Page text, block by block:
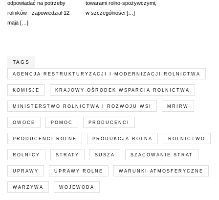
odpowiadać na potrzeby
rolników - zapowiedział 12
maja […]
towarami rolno-spożywczymi,
w szczególności […]
TAGS
AGENCJA RESTRUKTURYZACJI I MODERNIZACJI ROLNICTWA
KOMISJE KRAJOWY OŚRODEK WSPARCIA ROLNICTWA
MINISTERSTWO ROLNICTWA I ROZWOJU WSI MRIRW
OWOCE POMOC PRODUCENCI
PRODUCENCI ROLNE PRODUKCJA ROLNA ROLNICTWO
ROLNICY STRATY SUSZA SZACOWANIE STRAT
UPRAWY UPRAWY ROLNE WARUNKI ATMOSFERYCZNE
WARZYWA WOJEWODA